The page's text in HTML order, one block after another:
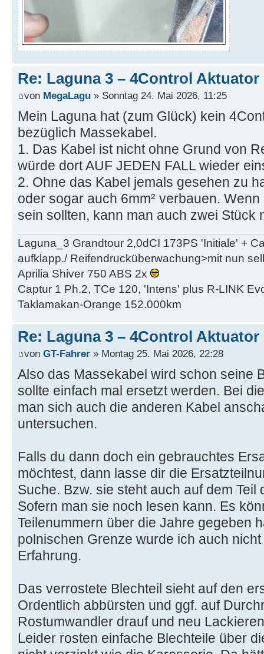
Re: Laguna 3 – 4Control
von MegaLagu » Sonntag 24. Mai 2026, 11:25
Mein Laguna hat (zum Glück) kein
bezüglich Massekabel.
1. Das Kabel ist nicht ohne Grund von
würde dort AUF JEDEN FALL wieder
2. Ohne das Kabel jemals gesehen zu
oder sogar auch 6mm² verbauen.
sein sollten, kann man auch zwei Stück
Laguna_3 Grandtour 2,0dCI 173PS 'Initiale' +
aufklapp./ Reifendrucküberwachung>mit nun
Aprilia Shiver 750 ABS 2x
Captur 1 Ph.2, TCe 120, 'Intens' plus R-LINK
Taklamakan-Orange 152.000km
Re: Laguna 3 – 4Control
von GT-Fahrer » Montag 25. Mai 2026, 22:28
Also das Massekabel wird schon seine
sollte einfach mal ersetzt werden. Bei
man sich auch die anderen Kabel
untersuchen.
Falls du dann doch ein gebrauchtes
möchtest, dann lasse dir die
Suche. Bzw. sie steht auch auf dem Teil
Sofern man sie noch lesen kann. Es
Teilenummern über die Jahre gegeben
polnischen Grenze wurde ich auch
Erfahrung.
Das verrostete Blechteil sieht auf den
Ordentlich abbürsten und ggf. auf
Rostumwandler drauf und neu
Leider rosten einfache Blechteile über